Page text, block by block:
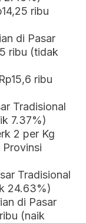
ribu
di Pasar
ribu (tidak
ribu
Tradisional
7.37%)
2 per Kg
Provinsi
Tradisional
24.63%)
di Pasar
(naik